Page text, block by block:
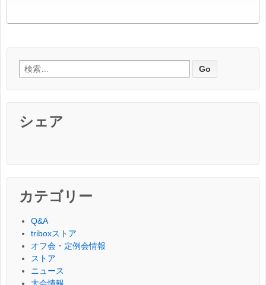
検索:
シェア
カテゴリー
Q&A
triboxストア
オフ会・定例会情報
ストア
ニュース